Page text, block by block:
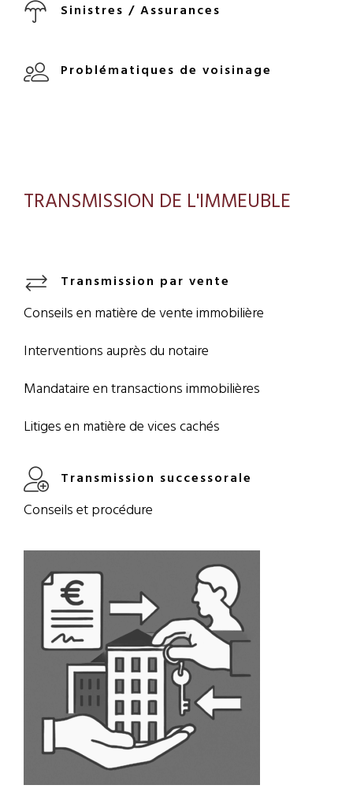
Sinistres / Assurances
Problématiques de voisinage
TRANSMISSION DE L'IMMEUBLE
Transmission par vente
Conseils en matière de vente immobilière
Interventions auprès du notaire
Mandataire en transactions immobilières
Litiges en matière de vices cachés
Transmission successorale
Conseils et procédure